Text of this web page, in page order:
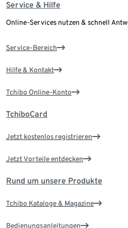
Service & Hilfe
Online-Services nutzen & schnell
Service-Bereich
Hilfe & Kontakt
Tchibo Online-Konto
TchiboCard
Jetzt kostenlos registrieren
Jetzt Vorteile entdecken
Rund um unsere Produkte
Tchibo Kataloge & Magazine
Bedienungsanleitungen